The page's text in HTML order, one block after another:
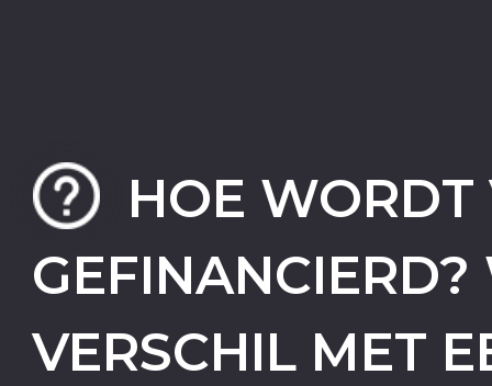
HOE
GEFINANCIERD?
VERSCHIL MET